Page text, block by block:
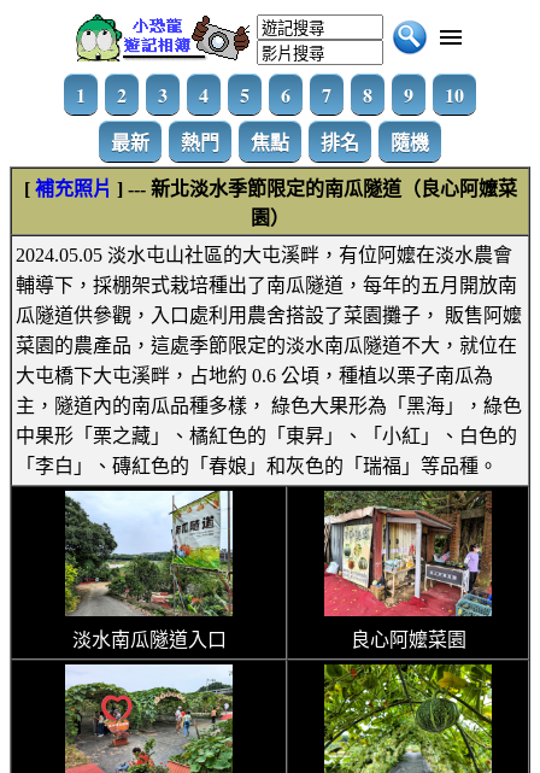
1 2 3 4 5 6 7 8 9
10
最新
熱門 焦點 排名 隨機
[ 補充照片 ] --- 新北淡水季節限定的南瓜隧道（良心阿嬤菜
園）
2024.05.05 淡水屯山社區的大屯溪畔，有位阿嬤在淡水農會
輔導下，採棚架式栽培種出了南瓜隧道，每年的五月開放南
瓜隧道供參觀，入口處利用農舍搭設了菜園攤子， 販售阿嬤
菜園的農產品，這處季節限定的淡水南瓜隧道不大，就位在
大屯橋下大屯溪畔，占地約 0.6 公頃，種植以栗子南瓜為
主，隧道內的南瓜品種多樣， 綠色大果形為「黑海」，綠色
中果形「栗之藏」、橘紅色的「東昇」、「小紅」、白色的
「李白」、磚紅色的「春娘」和灰色的「瑞福」等品種。
淡水南瓜隧道入口 良心阿嬤菜園